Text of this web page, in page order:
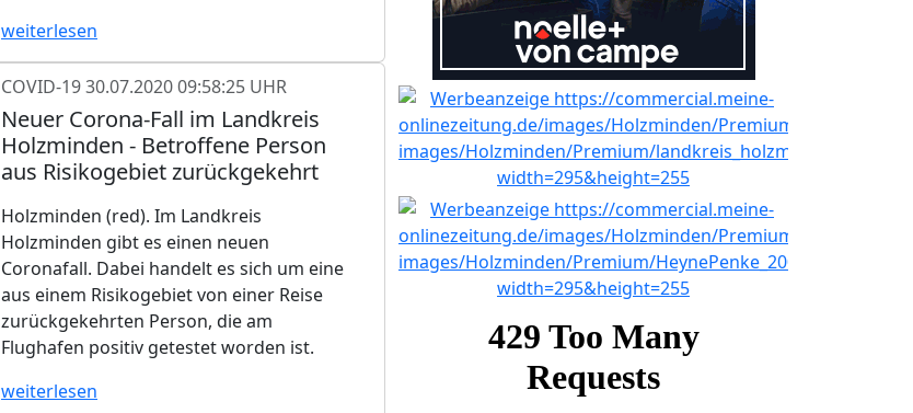
weiterlesen
COVID-1930.07.2020 09:58:25 UHR
Neuer Corona-Fall im Landkreis
Holzminden - Betroffene Person
aus Risikogebiet zurückgekehrt
Holzminden (red). Im Landkreis
Holzminden gibt es einen neuen
Coronafall. Dabei handelt es sich um eine
aus einem Risikogebiet von einer Reise
zurückgekehrten Person, die am
Flughafen positiv getestet worden ist.
weiterlesen